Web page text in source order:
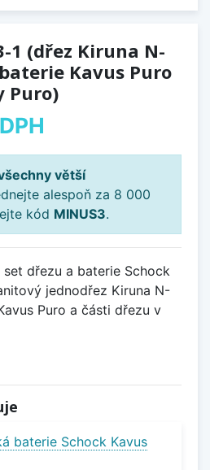
1 (dřez Kiruna N-
Kavus Puro
Puro)
větší
alespoň za 8 000
kód MINUS3.
dřezu a baterie Schock
jednodřez Kiruna N-
Puro a části dřezu v
baterie Schock Kavus